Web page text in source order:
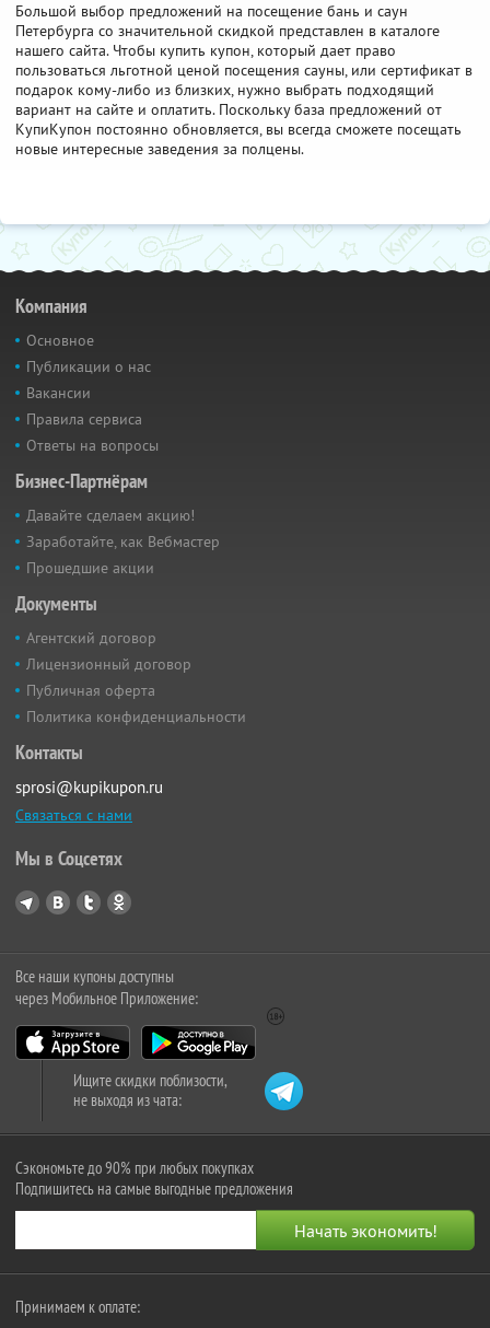
Большой выбор предложений на посещение бань и саун
Петербурга со значительной скидкой представлен в каталоге
нашего сайта. Чтобы купить купон, который дает право
пользоваться льготной ценой посещения сауны, или сертификат в
подарок кому-либо из близких, нужно выбрать подходящий
вариант на сайте и оплатить. Поскольку база предложений от
КупиКупон постоянно обновляется, вы всегда сможете посещать
новые интересные заведения за полцены.
Компания
Основное
Публикации о нас
Вакансии
Правила сервиса
Ответы на вопросы
Бизнес-Партнёрам
Давайте сделаем акцию!
Заработайте, как Вебмастер
Прошедшие акции
Документы
Агентский договор
Лицензионный договор
Публичная оферта
Политика конфиденциальности
Контакты
sprosi@kupikupon.ru
Связаться с нами
Мы в Соцсетях
Все наши купоны доступны
через Мобильное Приложение:
Ищите скидки поблизости,
не выходя из чата:
Сэкономьте до 90% при любых покупках
Подпишитесь на самые выгодные предложения
Принимаем к оплате: